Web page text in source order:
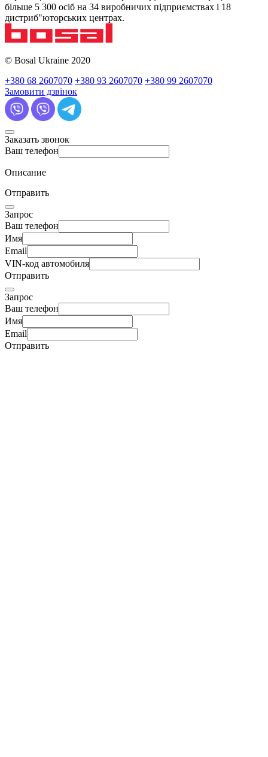
більше 5 300 осіб на 34 виробничих підприємствах і 18
дистриб"юторських центрах.
© Bosal Ukraine 2020
+380 68 2607070 +380 93 2607070 +380 99 2607070
Замовити дзвінок
Заказать звонок
Ваш телефон
Описание
Отправить
Запрос
Ваш телефон
Имя
Email
VIN-код автомобиля
Отправить
Запрос
Ваш телефон
Имя
Email
Отправить